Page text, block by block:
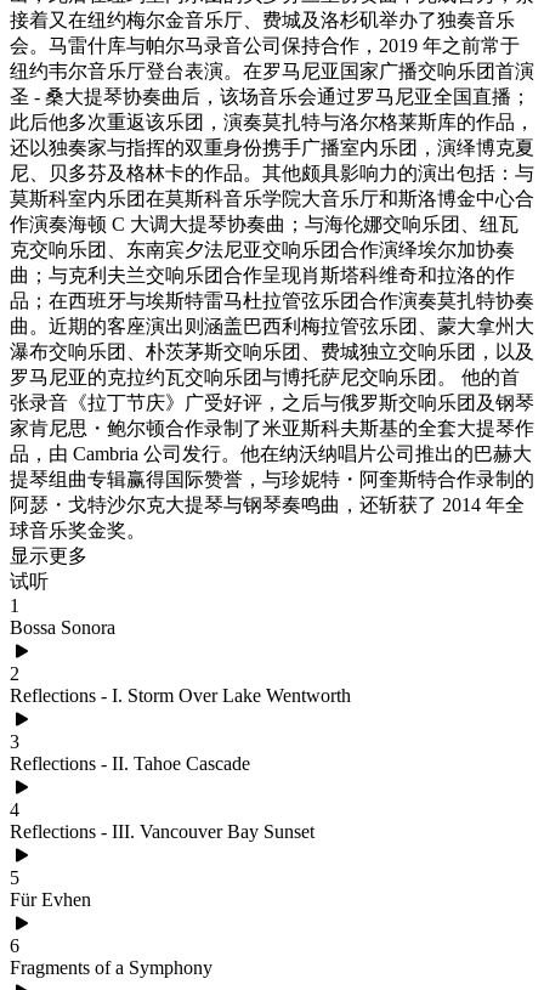
接着又在纽约梅尔金音乐厅、费城及洛杉矶举办了独奏音乐
会。马雷什库与帕尔马录音公司保持合作，2019 年之前常于
纽约韦尔音乐厅登台表演。在罗马尼亚国家广播交响乐团首演
圣 - 桑大提琴协奏曲后，该场音乐会通过罗马尼亚全国直播；
此后他多次重返该乐团，演奏莫扎特与洛尔格莱斯库的作品，
还以独奏家与指挥的双重身份携手广播室内乐团，演绎博克夏
尼、贝多芬及格林卡的作品。其他颇具影响力的演出包括：与
莫斯科室内乐团在莫斯科音乐学院大音乐厅和斯洛博金中心合
作演奏海顿 C 大调大提琴协奏曲；与海伦娜交响乐团、纽瓦
克交响乐团、东南宾夕法尼亚交响乐团合作演绎埃尔加协奏
曲；与克利夫兰交响乐团合作呈现肖斯塔科维奇和拉洛的作
品；在西班牙与埃斯特雷马杜拉管弦乐团合作演奏莫扎特协奏
曲。近期的客座演出则涵盖巴西利梅拉管弦乐团、蒙大拿州大
瀑布交响乐团、朴茨茅斯交响乐团、费城独立交响乐团，以及
罗马尼亚的克拉约瓦交响乐团与博托萨尼交响乐团。 他的首
张录音《拉丁节庆》广受好评，之后与俄罗斯交响乐团及钢琴
家肯尼思・鲍尔顿合作录制了米亚斯科夫斯基的全套大提琴作
品，由 Cambria 公司发行。他在纳沃纳唱片公司推出的巴赫大
提琴组曲专辑赢得国际赞誉，与珍妮特・阿奎斯特合作录制的
阿瑟・戈特沙尔克大提琴与钢琴奏鸣曲，还斩获了 2014 年全
球音乐奖金奖。
显示更多
试听
1
Bossa Sonora
2
Reflections - I. Storm Over Lake Wentworth
3
Reflections - II. Tahoe Cascade
4
Reflections - III. Vancouver Bay Sunset
5
Für Evhen
6
Fragments of a Symphony